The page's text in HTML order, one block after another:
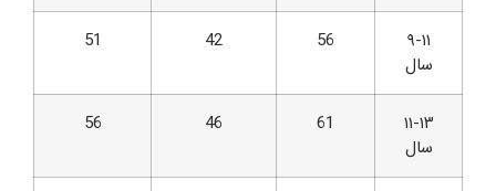
۹-۱۱
سال
56
42
51
۱۱-۱۳
سال
61
46
56